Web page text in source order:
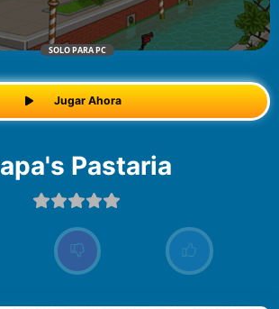
SOLO PARA PC
Jugar Ahora
Papa's Pastaria